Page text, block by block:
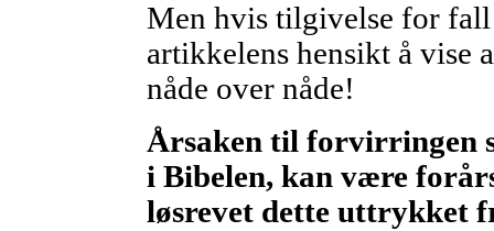
Men hvis tilgivelse for fall
artikkelens hensikt å vise
nåde over nåde!
Årsaken til forvirringen
i Bibelen, kan være
løsrevet dette uttrykket